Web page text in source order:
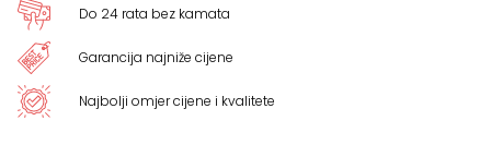
Do 24 rata bez kamata
Garancija najniže cijene
Najbolji omjer cijene i kvalitete